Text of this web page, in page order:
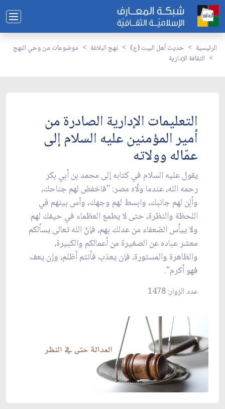
الرئيسية حديث أهل البيت (ع) نهج البلاغة
موضوعات من وحي النهج
الثقافة الإدارية
التعليمات الإدارية الصادرة من
أمير المؤمنين عليه السلام إلى
عمّاله وولاته
يقول عليه السلام في كتابه إلى محمد بن أبي بكر
رحمه الله، عندما ولّاه مصر: "فاخفض لهم جناحك،
وألِن لهم جانبك، وابسط لهم وجهك، وآس بينهم في
اللحظة والنظرة، حتى لا يطمع العظماء في حيفك لهم
ولا ييأس الضعفاء من عدلك بهم، فإنّ الله تعالى يسألكم
معشر عباده عن الصغيرة من أعمالكم والكبيرة،
والظاهرة والمستورة، فإن يعذب فأنتم أظلم، وإن يعف
فهو أكرم".
عدد الزوار: 1478